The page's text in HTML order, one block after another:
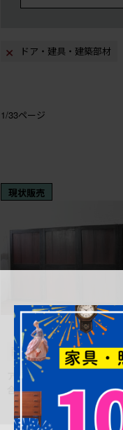
ドア・建具・建築部材
1/33ページ
現状販売
¥50,600
商品番号 R-089174
アンティーク建具 明治期
合いの帯戸4枚セット (R-